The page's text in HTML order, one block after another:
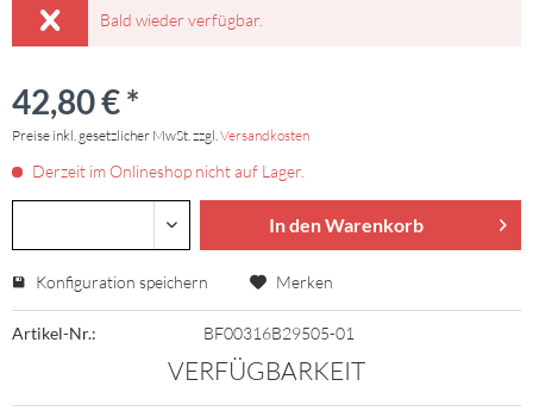
Bald wieder verfügbar.
42,80 € *
Preise inkl. gesetzlicher MwSt. zzgl.Versandkosten
Derzeit im Onlineshop nicht auf Lager.
In den Warenkorb
Konfiguration speichern Merken
Artikel-Nr.: BF00316B29505-01
VERFÜGBARKEIT